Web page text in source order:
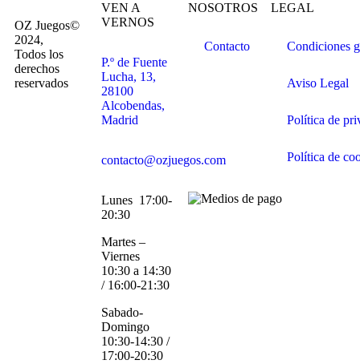
OZ Juegos©
2024,
Todos los
derechos
reservados
VEN A
VERNOS
P.º de Fuente
Lucha, 13,
28100
Alcobendas,
Madrid
contacto@ozjuegos.com
Lunes 17:00-
20:30
Martes –
Viernes
10:30 a 14:30
/ 16:00-21:30
Sabado-
Domingo
10:30-14:30 /
17:00-20:30
NOSOTROS
Contacto
LEGAL
Condiciones
Aviso Legal
Política de
Política de